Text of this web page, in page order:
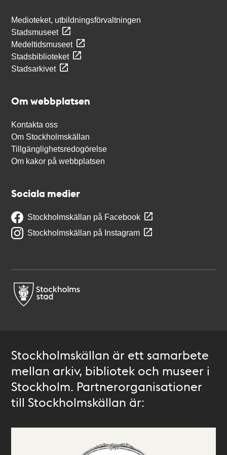
Medioteket, utbildningsförvaltningen
Stadsmuseet
Medeltidsmuseet
Stadsbiblioteket
Stadsarkivet
Om webbplatsen
Kontakta oss
Om Stockholmskällan
Tillgänglighetsredogörelse
Om kakor på webbplatsen
Sociala medier
Stockholmskällan på Facebook
Stockholmskällan på Instagram
Stockholmskällan är ett samarbete
mellan arkiv, bibliotek och museer i
Stockholm. Partnerorganisationer
till Stockholmskällan är: